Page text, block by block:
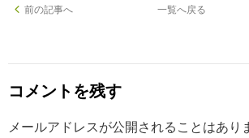
前の記事へ 一覧へ戻る
コメントを残す
メールアドレスが公開されることはあり